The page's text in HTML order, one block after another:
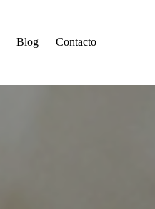
Blog Contacto